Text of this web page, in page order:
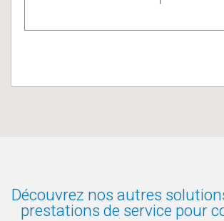
Découvrez nos autres
prestations de service pour